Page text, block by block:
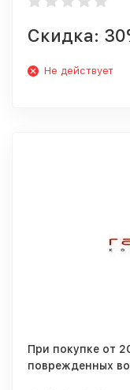
Скидка:
Не действует
При покупке от
поврежденных